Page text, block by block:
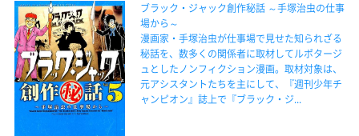
ブラック・ジャック創作秘話 ～手塚治虫の仕事
場から～
漫画家・手塚治虫が仕事場で見せた知られざる
秘話を、数多くの関係者に取材してルポタージ
ュとしたノンフィクション漫画。取材対象は、
元アシスタントたちを主にして、『週刊少年チ
ャンピオン』誌上で『ブラック・ジ...